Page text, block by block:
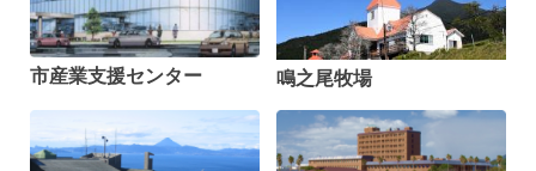
市産業支援センター 鳴之尾牧場